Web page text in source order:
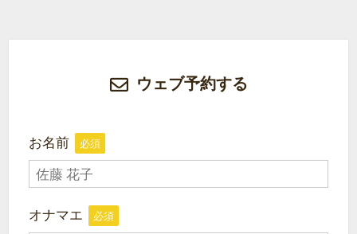
ウェブ予約する
お名前 必須
オナマエ 必須